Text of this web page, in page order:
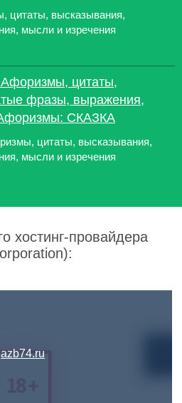
цитаты, высказывания,
мысли и изречения
цитаты,
фразы, выражения,
СКАЗКА
цитаты, высказывания,
мысли и изречения
хостинг-провайдера
azb74.ru